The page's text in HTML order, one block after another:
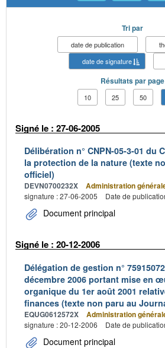
Tri par
date de publication
date de signature
Résultats par page
10 25 50
Signé le : 27-06-2005
Délibération n° CNPN-05-3-01 du
la protection de la nature (texte
officiel)
DEVN0700232X Administration
signature : 27-06-2005
Date de
Document principal
Signé le : 20-12-2006
Délégation de gestion n°
décembre 2006 portant mise en
organique du 1er août 2001
finances (texte non paru au
EQUG0612572X Administration
signature : 20-12-2006
Date de
Document principal